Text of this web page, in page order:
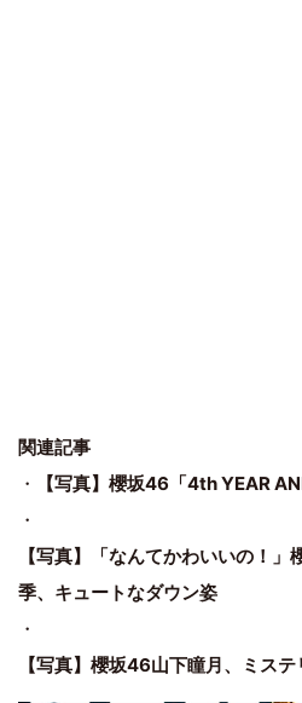
関連記事
・
【写真】櫻坂46「4th YEAR
・
【写真】「なんてかわいいの！
季、キュートなダウン姿
・
【写真】櫻坂46山下瞳月、ミス